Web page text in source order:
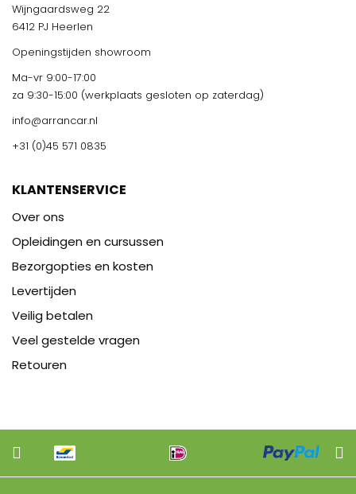
Wijngaardsweg 22
6412 PJ Heerlen
Openingstijden showroom
Ma-vr 9:00-17:00
za 9:30-15:00 (werkplaats gesloten op zaterdag)
info@arrancar.nl
+31 (0)45 571 0835
KLANTENSERVICE
Over ons
Opleidingen en cursussen
Bezorgopties en kosten
Levertijden
Veilig betalen
Veel gestelde vragen
Retouren